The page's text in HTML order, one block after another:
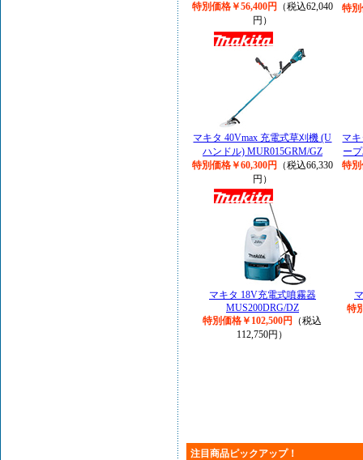
特別価格￥56,400円
（税込62,040
円）
特
マキタ 40Vmax 充電式草刈機 (U
ハンドル) MUR015GRM/GZ
特別価格￥60,300円
（税込66,330
円）
マ
ー
特
マキタ 18V充電式噴霧器
MUS200DRG/DZ
特別価格￥102,500円
（税込
112,750円）
特
注目商品ピックアップ！